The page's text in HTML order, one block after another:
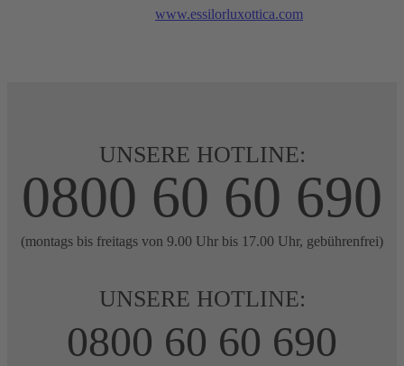
www.essilorluxottica.com
UNSERE HOTLINE:
0800 60 60 690
(montags bis freitags von 9.00 Uhr bis 17.00 Uhr, gebührenfrei)
UNSERE HOTLINE:
0800 60 60 690